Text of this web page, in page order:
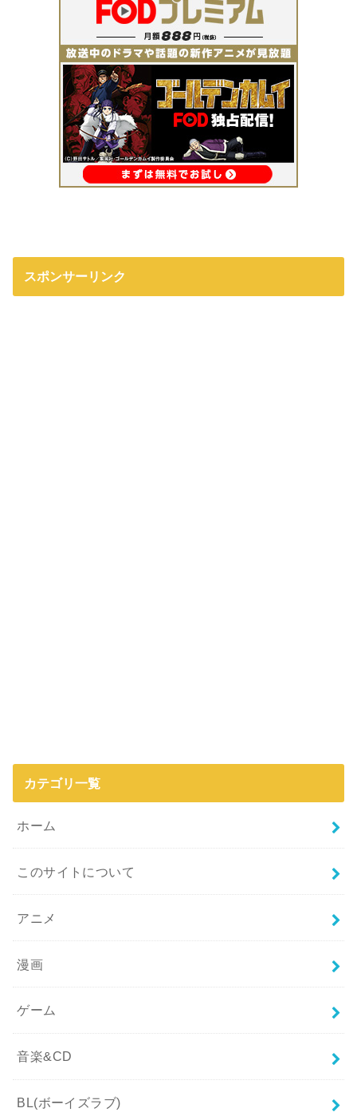
スポンサーリンク
カテゴリ一覧
ホーム
このサイトについて
アニメ
漫画
ゲーム
音楽&CD
BL(ボーイズラブ)